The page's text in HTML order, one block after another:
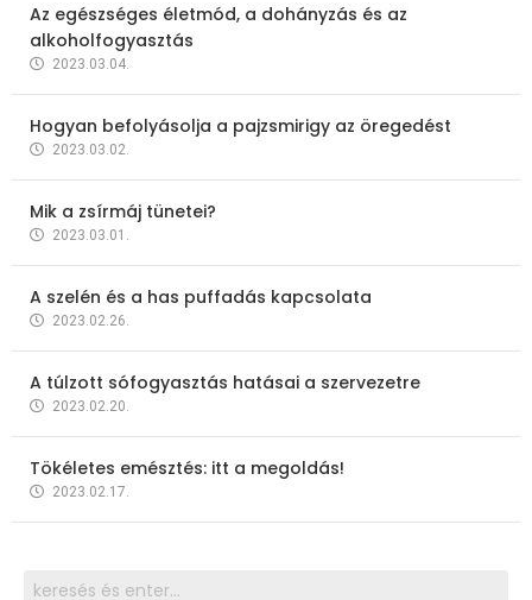
Az egészséges életmód, a dohányzás és az
alkoholfogyasztás
2023.03.04.
Hogyan befolyásolja a pajzsmirigy az öregedést
2023.03.02.
Mik a zsírmáj tünetei?
2023.03.01.
A szelén és a has puffadás kapcsolata
2023.02.26.
A túlzott sófogyasztás hatásai a szervezetre
2023.02.20.
Tökéletes emésztés: itt a megoldás!
2023.02.17.